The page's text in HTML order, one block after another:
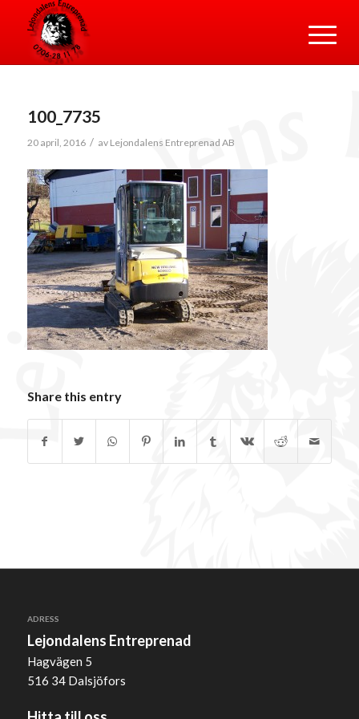
100_7735
20 april, 2016 / av Lejondalens Entreprenad AB
Share this entry
ADRESS
Lejondalens Entreprenad
Hagvägen 5
516 34 Dalsjöfors